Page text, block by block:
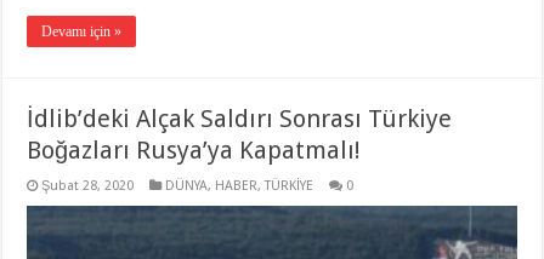
Devamı için »
İdlib’deki Alçak Saldırı Sonrası Türkiye
Boğazları Rusya’ya Kapatmalı!
Şubat 28, 2020 DÜNYA, HABER,TÜRKİYE 0